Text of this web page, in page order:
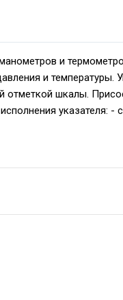
и
и температуры.
отметкой шкалы.
указателя: -